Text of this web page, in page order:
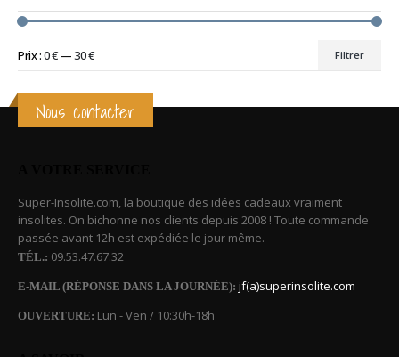
Filtrer
Prix :0 €—30 €
Nous contacter
Super-Insolite.com, la boutique des idées cadeaux vraiment
insolites. On bichonne nos clients depuis 2008 ! Toute commande
passée avant 12h est expédiée le jour même.
TÉL.: 09.53.47.67.32
E-MAIL (RÉPONSE DANS LA JOURNÉE): jf(a)superinsolite.com
OUVERTURE: Lun - Ven / 10:30h-18h